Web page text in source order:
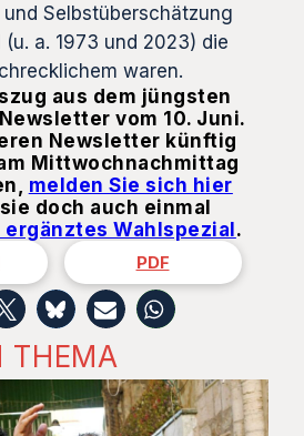
Selbstüberschätzung
a. 1973 und 2023) die
waren.
aus dem jüngsten
vom 10. Juni.
Newsletter künftig
Mittwochnachmittag
melden Sie sich hier
doch auch einmal
Wahlspezial.
PDF
THEMA